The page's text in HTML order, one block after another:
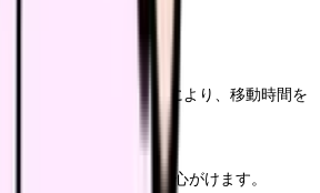
の活用
ラインカンファレンスにより、移動時間を
、効率的な会議運営を心がけます。